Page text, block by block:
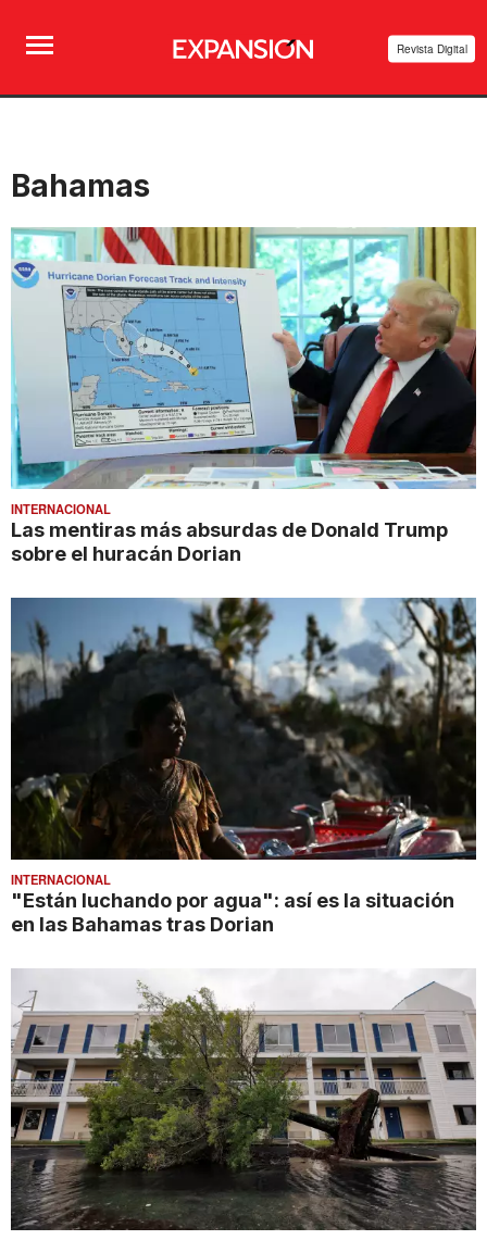
Revista Digital
Bahamas
INTERNACIONAL
Las mentiras más absurdas de Donald Trump
sobre el huracán Dorian
INTERNACIONAL
"Están luchando por agua": así es la situación
en las Bahamas tras Dorian